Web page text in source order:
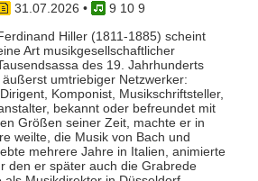
31.07.2026 •
9 10 9
Hiller (1811-1885) scheint
Art musikgesellschaftlicher
des 19. Jahrhunderts
umtriebiger Netzwerker:
Komponist, Musikschriftsteller,
bekannt oder befreundet mit
Größen seiner Zeit, machte er in
weilte, die Musik von Bach und
mehrere Jahre in Italien, animierte
den er später auch die Grabrede